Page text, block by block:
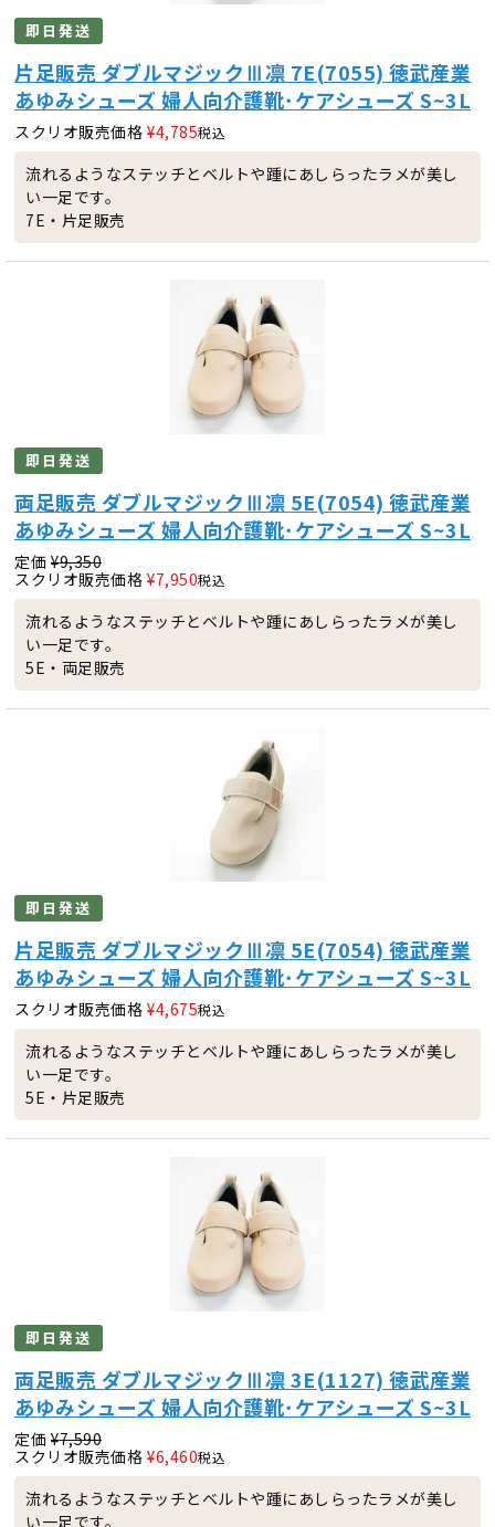
即日発送
片足販売 ダブルマジックⅢ凛 7E(7055) 徳武産業
あゆみシューズ 婦人向介護靴･ケアシューズ S~3L
スクリオ販売価格 ¥4,785税込
流れるようなステッチとベルトや踵にあしらったラメが美し
い一足です。
7E・片足販売
即日発送
両足販売 ダブルマジックⅢ凛 5E(7054) 徳武産業
あゆみシューズ 婦人向介護靴･ケアシューズ S~3L
定価 ¥9,350
スクリオ販売価格 ¥7,950税込
流れるようなステッチとベルトや踵にあしらったラメが美し
い一足です。
5E・両足販売
即日発送
片足販売 ダブルマジックⅢ凛 5E(7054) 徳武産業
あゆみシューズ 婦人向介護靴･ケアシューズ S~3L
スクリオ販売価格 ¥4,675税込
流れるようなステッチとベルトや踵にあしらったラメが美し
い一足です。
5E・片足販売
即日発送
両足販売 ダブルマジックⅢ凛 3E(1127) 徳武産業
あゆみシューズ 婦人向介護靴･ケアシューズ S~3L
定価 ¥7,590
スクリオ販売価格 ¥6,460税込
流れるようなステッチとベルトや踵にあしらったラメが美し
い一足です。